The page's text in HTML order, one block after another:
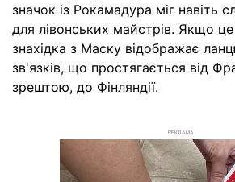
значок із Рокамадура міг навіть
для лівонських майстрів. Якщо це
знахідка з Маску відображає
зв'язків, що простягається від
зрештою, до Фінляндії.
РЕКЛАМА